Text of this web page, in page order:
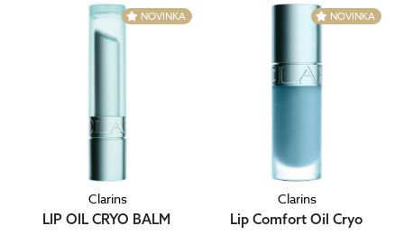
Clarins
LIP OIL CRYO BALM
Clarins
Lip Comfort Oil Cryo